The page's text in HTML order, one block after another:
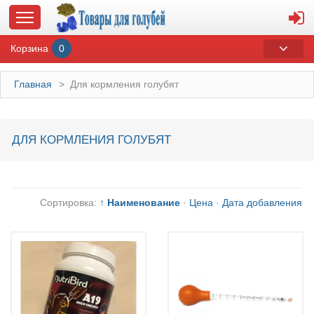
КАТАЛОГ
СУВЕНИРЫ С ГОЛУБЯМИ
Корзина 0
Главная > Для кормления голубят
ДЛЯ КОРМЛЕНИЯ ГОЛУБЯТ
Сортировка: ↑ Наименование · Цена · Дата добавления